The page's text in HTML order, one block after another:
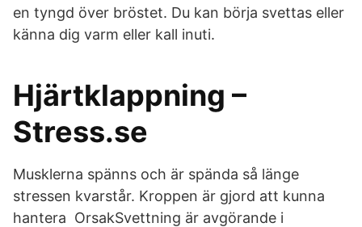
en tyngd över bröstet. Du kan börja svettas eller
känna dig varm eller kall inuti.
Hjärtklappning –
Stress.se
Musklerna spänns och är spända så länge
stressen kvarstår. Kroppen är gjord att kunna
hantera OrsakSvettning är avgörande i